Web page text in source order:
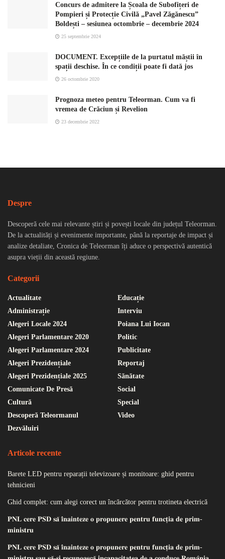
Concurs de admitere la Școala de Subofițeri de
Pompieri și Protecție Civilă „Pavel Zăgănescu”
Boldești – sesiunea octombrie – decembrie 2024
25 septembrie 2024
DOCUMENT. Excepțiile de la purtatul măștii în
spații deschise. În ce condiții poate fi dată jos
26 octombrie 2020
Prognoza meteo pentru Teleorman. Cum va fi
vremea de Crăciun și Revelion
23 decembrie 2022
Despre
Descoperă cele mai relevante știri și povești locale din județul Teleorman.
De la actualități și evenimente importante, până la reportaje de impact și
analize detaliate, Cronica de Teleorman îți aduce o perspectivă autentică
asupra vieții din această regiune.
Categorii
Actualitate
Administrație
Alegeri Locale 2024
Alegeri Parlamentare 2020
Alegeri Parlamentare 2024
Alegeri Prezidențiale
Alegeri Prezidențiale 2025
Comunicate De Presă
Cultură
Descoperă Teleormanul
Dezvăluiri
Educație
Interviu
Poiana Lui Iocan
Politic
Publicitate
Reportaj
Sănătate
Social
Special
Video
Articole recente
Barete LED pentru reparații televizoare și monitoare: ghid pentru
tehnicieni
Ghid complet: cum alegi corect un încărcător pentru trotineta electrică
𝐏𝐍𝐋 𝐜𝐞𝐫𝐞 𝐏𝐒𝐃 𝐬𝐚̆ 𝐢̂𝐧𝐚𝐢𝐧𝐭𝐞𝐳𝐞 𝐨 𝐩𝐫𝐨𝐩𝐮𝐧𝐞𝐫𝐞 𝐩𝐞𝐧𝐭𝐫𝐮 𝐟𝐮𝐧𝐜𝐭̦𝐢𝐚 𝐝𝐞 𝐩𝐫𝐢𝐦-
𝐦𝐢𝐧𝐢𝐬𝐭𝐫𝐮
𝐏𝐍𝐋 𝐜𝐞𝐫𝐞 𝐏𝐒𝐃 𝐬𝐚̆ 𝐢̂𝐧𝐚𝐢𝐧𝐭𝐞𝐳𝐞 𝐨 𝐩𝐫𝐨𝐩𝐮𝐧𝐞𝐫𝐞 𝐩𝐞𝐧𝐭𝐫𝐮 𝐟𝐮𝐧𝐜𝐭̦𝐢𝐚 𝐝𝐞 𝐩𝐫𝐢𝐦-